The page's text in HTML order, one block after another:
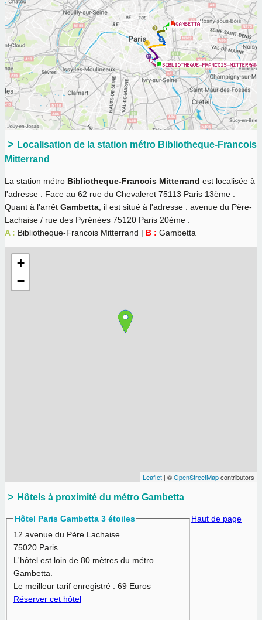
Localisation de la station métro Bibliotheque-Francois
Mitterrand
La station métro Bibliotheque-Francois Mitterrand est localisée à
l'adresse : Face au 62 rue du Chevaleret 75113 Paris 13ème .
Quant à l'arrêt Gambetta, il est situé à l'adresse : avenue du Père-
Lachaise / rue des Pyrénées 75120 Paris 20ème :
A : Bibliotheque-Francois Mitterrand | B : Gambetta
+
−
Leaflet | ©OpenStreetMapcontributors
Hôtels à proximité du métro Gambetta
Hôtel Paris Gambetta 3 étoiles
12 avenue du Père Lachaise
75020 Paris
L'hôtel est loin de 80 mètres du métro
Gambetta.
Le meilleur tarif enregistré : 69 Euros
Réserver cet hôtel
Haut de page